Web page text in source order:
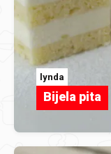
lynda
Bijela pita